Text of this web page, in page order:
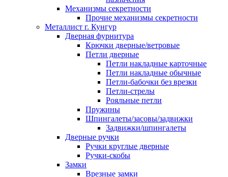
Механизмы секретности
Прочие механизмы секретности
Металлист г. Кунгур
Дверная фурнитура
Крючки дверные/ветровые
Петли дверные
Петли накладные карточные
Петли накладные обычные
Петли-бабочки без врезки
Петли-стрелы
Рояльные петли
Пружины
Шпингалеты/засовы/задвижки
Задвижки/шпингалеты
Дверные ручки
Ручки круглые дверные
Ручки-скобы
Замки
Врезные замки